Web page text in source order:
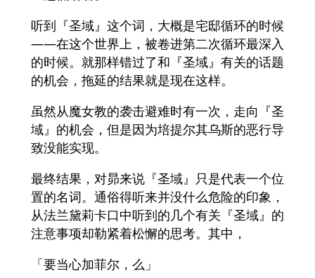
听到『圣域』这个词，大概是宅邸循环的时候
――在这个世界上，被卷进第二次循环最深入
的时候。就那样错过了和『圣域』有关的话题
的机会，拖延的结果就是现在这样。
虽然从魔女教的袭击避难时有一次，走向『圣
域』的机会，但是因为培提尔其乌斯的恶行导
致没能实现。
最终结果，对昴来说『圣域』只是代表一个位
置的名词。通俗得听来并没什么危险的印象，
从法兰黛莉卡口中听到的几个有关『圣域』的
注意事项却勒紧着松懈的思考。其中，
「要当心加菲尔，么」